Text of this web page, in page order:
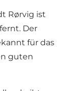
Rørvig ist
Der
für das
guten